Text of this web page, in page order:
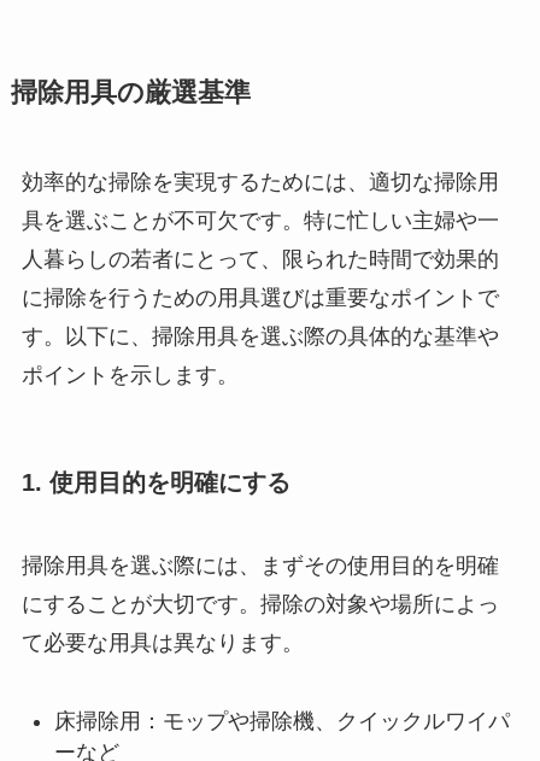
掃除用具の厳選基準
効率的な掃除を実現するためには、適切な掃除用
具を選ぶことが不可欠です。特に忙しい主婦や一
人暮らしの若者にとって、限られた時間で効果的
に掃除を行うための用具選びは重要なポイントで
す。以下に、掃除用具を選ぶ際の具体的な基準や
ポイントを示します。
1. 使用目的を明確にする
掃除用具を選ぶ際には、まずその使用目的を明確
にすることが大切です。掃除の対象や場所によっ
て必要な用具は異なります。
床掃除用：モップや掃除機、クイックルワイパ
ーなど